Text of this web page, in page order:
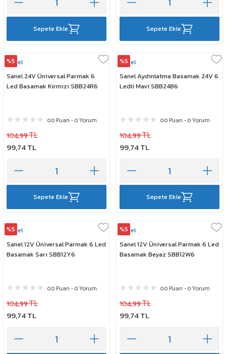
Sepete Ekle Sepete Ekle
%5
Sanel
Sanel 24V Üniversal Parmak 6
Led Basamak Kırmızı SBB24R6
0.0 Puan - 0 Yorum
104,99 TL
99,74 TL
Sepete Ekle
%5
Sanel
Sanel Aydınlatma Basamak 24V 6
Ledli Mavi SBB24B6
0.0 Puan - 0 Yorum
104,99 TL
99,74 TL
Sepete Ekle
%5
Sanel
Sanel 12V Üniversal Parmak 6 Led
Basamak Sarı SBB12Y6
0.0 Puan - 0 Yorum
104,99 TL
99,74 TL
%5
Sanel
Sanel 12V Üniversal Parmak 6 Led
Basamak Beyaz SBB12W6
0.0 Puan - 0 Yorum
104,99 TL
99,74 TL